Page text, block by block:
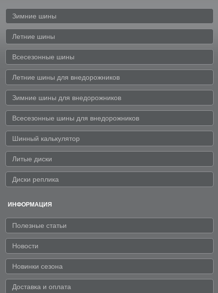
Зимние шины
Летние шины
Всесезонные шины
Летние шины для внедорожников
Зимние шины для внедорожников
Всесезонные шины для внедорожников
Шинный калькулятор
Литые диски
Диски реплика
ИНФОРМАЦИЯ
Полезные статьи
Новости
Новинки сезона
Доставка и оплата